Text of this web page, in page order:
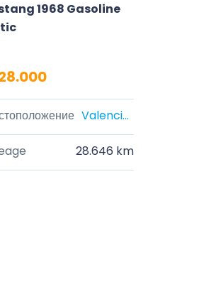
1968 Gasoline
Valencia, Valencian Community, Spain
28.646 km